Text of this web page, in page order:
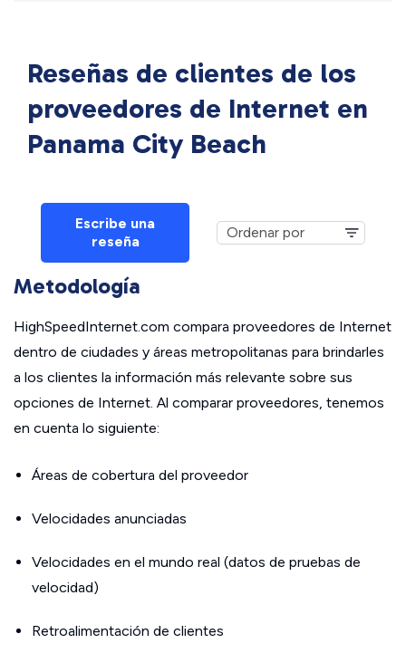
Reseñas de clientes de los
proveedores de Internet en
Panama City Beach
Escribe una
reseña
Metodología
HighSpeedInternet.com compara proveedores de Internet
dentro de ciudades y áreas metropolitanas para brindarles
a los clientes la información más relevante sobre sus
opciones de Internet. Al comparar proveedores, tenemos
en cuenta lo siguiente:
Áreas de cobertura del proveedor
Velocidades anunciadas
Velocidades en el mundo real (datos de pruebas de
velocidad)
Retroalimentación de clientes